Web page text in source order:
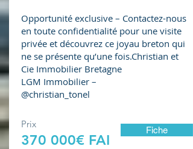
Opportunité exclusive – Contactez-nous
en toute confidentialité pour une visite
privée et découvrez ce joyau breton qui
ne se présente qu’une fois.Christian et
Cie Immobilier Bretagne
LGM Immobilier –
@christian_tonel
Prix
370 000€ FAI
Fiche